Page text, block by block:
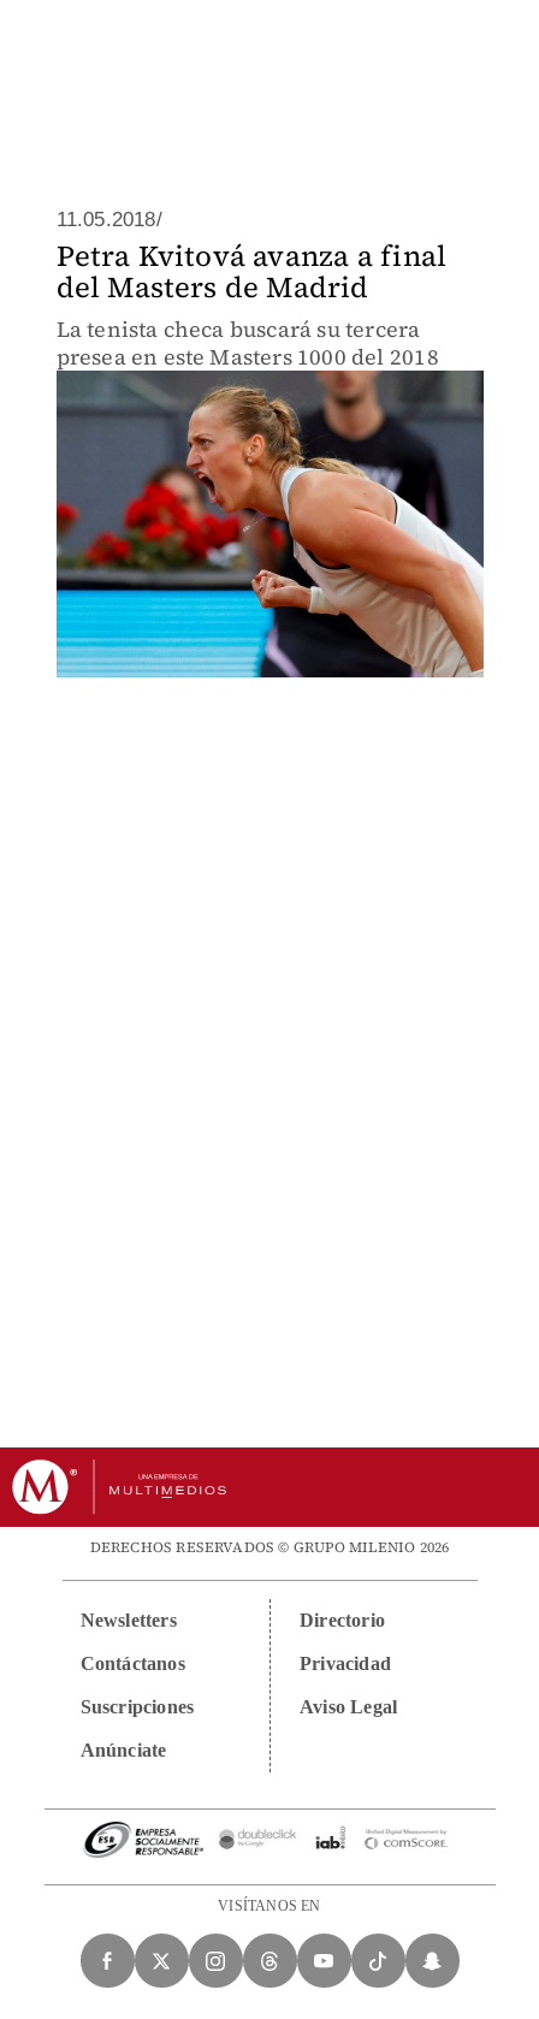
11.05.2018/
Petra Kvitová avanza a final
del Masters de Madrid
La tenista checa buscará su tercera
presea en este Masters 1000 del 2018
DERECHOS RESERVADOS © GRUPO MILENIO 2026
Newsletters
Contáctanos
Suscripciones
Anúnciate
Directorio
Privacidad
Aviso Legal
VISÍTANOS EN